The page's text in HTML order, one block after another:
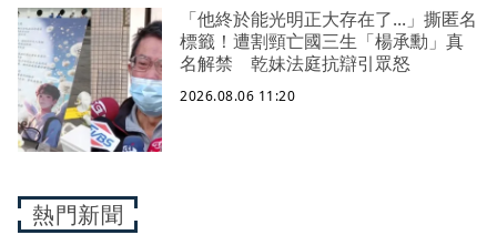
「他終於能光明正大存在了...」撕匿名
標籤！遭割頸亡國三生「楊承勳」真
名解禁 乾妹法庭抗辯引眾怒
2026.08.06 11:20
熱門新聞